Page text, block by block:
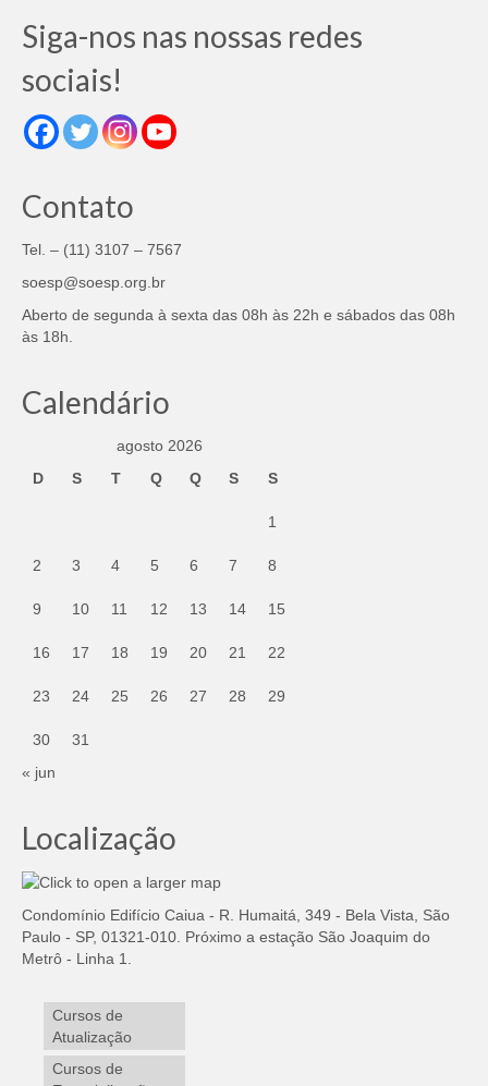
Siga-nos nas nossas redes
sociais!
Contato
Tel. – (11) 3107 – 7567
soesp@soesp.org.br
Aberto de segunda à sexta das 08h às 22h e sábados das 08h
às 18h.
Calendário
agosto 2026
D
S T Q Q S S
1
2 3 4 5 6 7 8
9 10 11 12 13 14 15
16 17 18 19 20 21 22
23 24 25 26 27 28 29
30
31
« jun
Localização
Condomínio Edifício Caiua - R. Humaitá, 349 - Bela Vista, São
Paulo - SP, 01321-010. Próximo a estação São Joaquim do
Metrô - Linha 1.
Cursos de
Atualização
Cursos de